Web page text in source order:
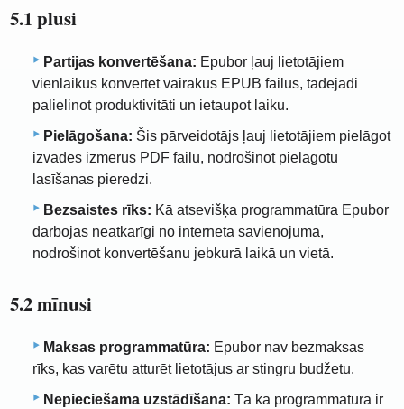
5.1 plusi
Partijas konvertēšana: Epubor ļauj lietotājiem
vienlaikus konvertēt vairākus EPUB failus, tādējādi
palielinot produktivitāti un ietaupot laiku.
Pielāgošana: Šis pārveidotājs ļauj lietotājiem pielāgot
izvades izmērus PDF failu, nodrošinot pielāgotu
lasīšanas pieredzi.
Bezsaistes rīks: Kā atsevišķa programmatūra Epubor
darbojas neatkarīgi no interneta savienojuma,
nodrošinot konvertēšanu jebkurā laikā un vietā.
5.2 mīnusi
Maksas programmatūra: Epubor nav bezmaksas
rīks, kas varētu atturēt lietotājus ar stingru budžetu.
Nepieciešama uzstādīšana: Tā kā programmatūra ir